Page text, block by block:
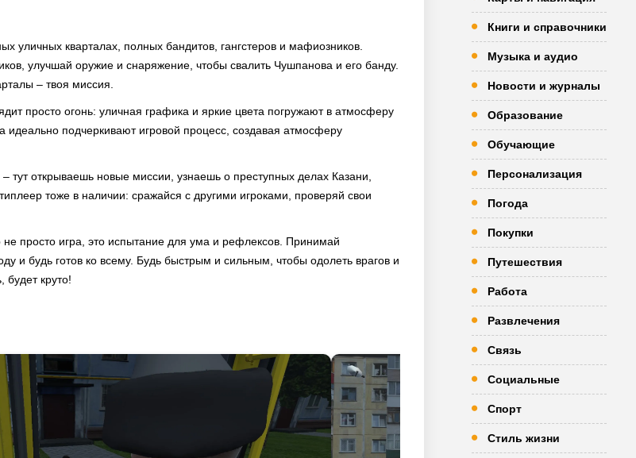
уличных кварталах, полных бандитов, гангстеров и мафиозников.
улучшай оружие и снаряжение, чтобы свалить Чушпанова и его банду.
– твоя миссия.
просто огонь: уличная графика и яркие цвета погружают в атмосферу
подчеркивают игровой процесс, создавая атмосферу
тут открываешь новые миссии, узнаешь о преступных делах Казани,
тоже в наличии: сражайся с другими игроками, проверяй свои
просто игра, это испытание для ума и рефлексов. Принимай
и будь готов ко всему. Будь быстрым и сильным, чтобы одолеть врагов и
круто!
Книги и справочники
Музыка и аудио
Новости и журналы
Образование
Обучающие
Персонализация
Погода
Покупки
Путешествия
Работа
Развлечения
Связь
Социальные
Спорт
Стиль жизни